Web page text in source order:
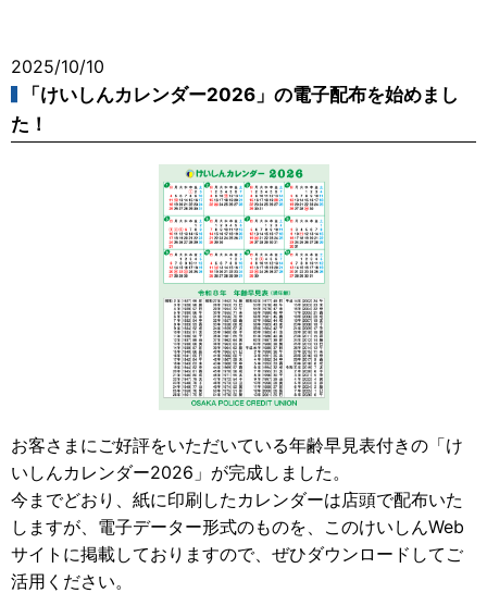
2025/10/10
「けいしんカレンダー2026」の電子配布を始めまし
た！
お客さまにご好評をいただいている年齢早見表付きの「け
いしんカレンダー2026」が完成しました。
今までどおり、紙に印刷したカレンダーは店頭で配布いた
しますが、電子データー形式のものを、このけいしんWeb
サイトに掲載しておりますので、ぜひダウンロードしてご
活用ください。